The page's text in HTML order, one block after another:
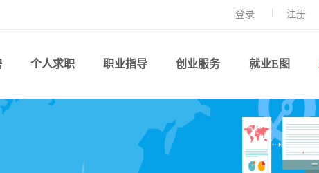
登录 注册
个人求职 职业指导 创业服务 就业E图